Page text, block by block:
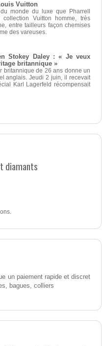
Vuitton
monde du luxe que Pharrell
Vuitton homme, très
entre tailleurs façon chemises
des vareuses.
Stokey Daley : « Je veux
britannique »
britannique de 26 ans donne un
anglais. Jeudi 2 juin, il recevait
Karl Lagerfeld récompensait
diamants
un paiement rapide et discret
bagues, colliers